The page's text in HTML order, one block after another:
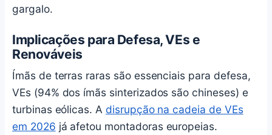
gargalo.
Implicações para Defesa, VEs e
Renováveis
Ímãs de terras raras são essenciais para defesa,
VEs (94% dos ímãs sinterizados são chineses) e
turbinas eólicas. A disrupção na cadeia de VEs
em 2026 já afetou montadoras europeias.